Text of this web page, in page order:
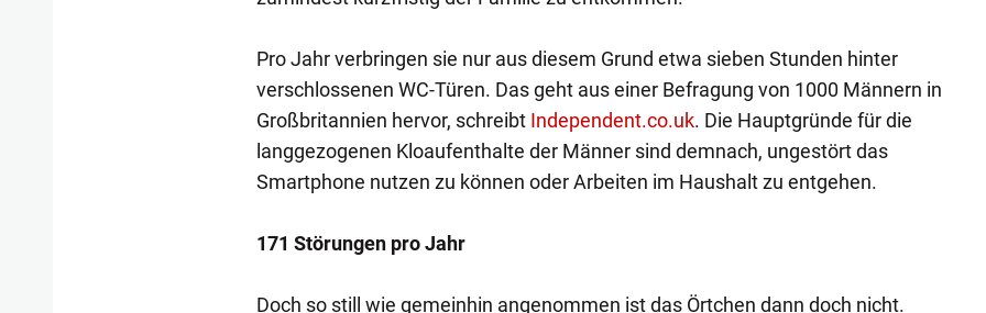
Pro Jahr verbringen sie nur aus diesem Grund etwa sieben Stunden hinter
verschlossenen WC-Türen. Das geht aus einer Befragung von 1000 Männern in
Großbritannien hervor, schreibt Independent.co.uk. Die Hauptgründe für die
langgezogenen Kloaufenthalte der Männer sind demnach, ungestört das
Smartphone nutzen zu können oder Arbeiten im Haushalt zu entgehen.
171 Störungen pro Jahr
Doch so still wie gemeinhin angenommen ist das Örtchen dann doch nicht.